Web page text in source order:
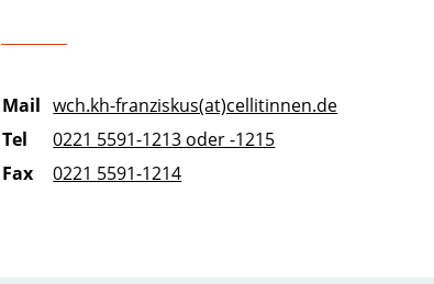
Mail wch.kh-franziskus(at)cellitinnen.de
Tel
0221 5591-1213 oder -1215
Fax
0221 5591-1214